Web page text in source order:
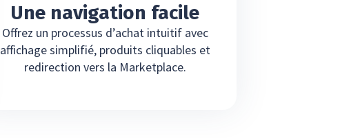
Une navigation facile
Offrez un processus d’achat intuitif avec
affichage simplifié, produits cliquables et
redirection vers la Marketplace.